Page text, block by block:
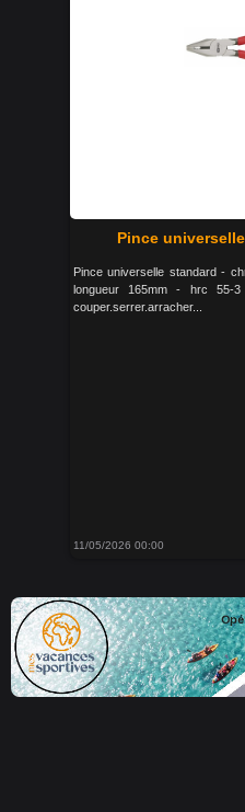
Pince
Pince universelle standard -
longueur 165mm - hrc 55-
couper.serrer.arracher...
11/05/2026 00:00